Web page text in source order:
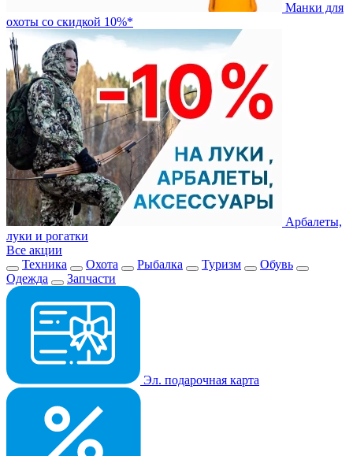
Манки для
охоты со скидкой 10%*
Арбалеты,
луки и рогатки
Все акции
Техника
Охота Рыбалка Туризм
Обувь
Одежда
Запчасти
Эл. подарочная карта